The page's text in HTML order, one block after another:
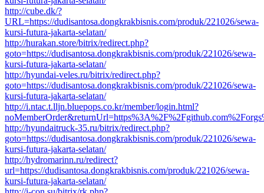
http://cube.dk/?
URL=https://dudisantosa.dongkrakbisnis.com/produk/221026/sewa-
kursi-futura-jakarta-selatan/
http://hurakan.store/bitrix/redirect.php?
goto=https://dudisantosa.dongkrakbisnis.com/produk/221026/sewa-
kursi-futura-jakarta-selatan/
http://hyundai-veles.ru/bitrix/redirect.php?
goto=https://dudisantosa.dongkrakbisnis.com/produk/221026/sewa-
kursi-futura-jakarta-selatan/
http://i.ntac.t.lljn.bluepops.co.kr/member/login.html?
http://hyundaitruck-35.ru/bitrix/redirect.php?
goto=https://dudisantosa.dongkrakbisnis.com/produk/221026/sewa-
kursi-futura-jakarta-selatan/
http://hydromarinn.ru/redirect?
url=https://dudisantosa.dongkrakbisnis.com/produk/221026/sewa-
kursi-futura-jakarta-selatan/